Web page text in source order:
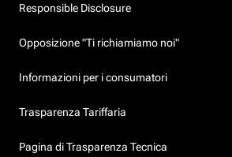
Responsible Disclosure
Opposizione "Ti richiamiamo noi"
Informazioni per i consumatori
Trasparenza Tariffaria
Pagina di Trasparenza Tecnica